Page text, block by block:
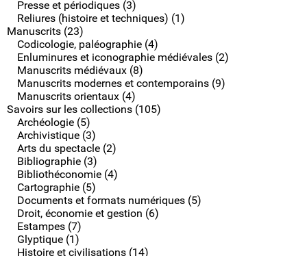
Presse et périodiques (3)
Reliures (histoire et techniques) (1)
Manuscrits (23)
Codicologie, paléographie (4)
Enluminures et iconographie médiévales (2)
Manuscrits médiévaux (8)
Manuscrits modernes et contemporains (9)
Manuscrits orientaux (4)
Savoirs sur les collections (105)
Archéologie (5)
Archivistique (3)
Arts du spectacle (2)
Bibliographie (3)
Bibliothéconomie (4)
Cartographie (5)
Documents et formats numériques (5)
Droit, économie et gestion (6)
Estampes (7)
Glyptique (1)
Histoire et civilisations (14)